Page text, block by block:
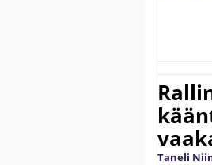
Taneli